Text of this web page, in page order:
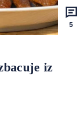
5
iz